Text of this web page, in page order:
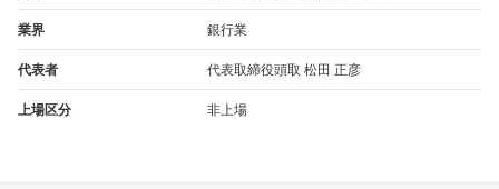
業界 銀行業
代表者 代表取締役頭取 松田 正彦
上場区分 非上場